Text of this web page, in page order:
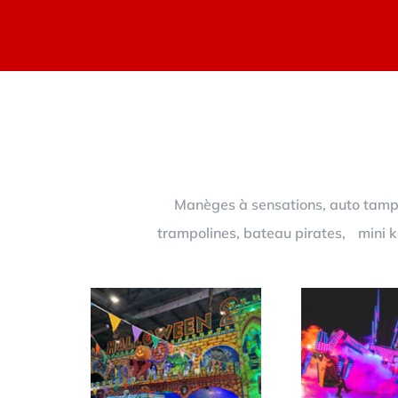
Manèges à sensations, auto
trampolines, bateau pirates, mini